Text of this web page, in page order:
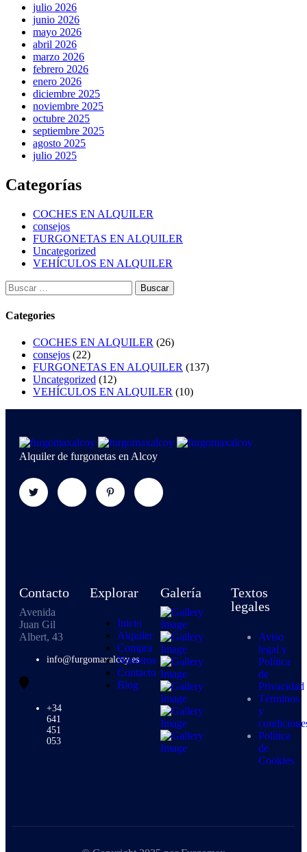
julio 2026
junio 2026
mayo 2026
abril 2026
marzo 2026
febrero 2026
enero 2026
diciembre 2025
noviembre 2025
octubre 2025
septiembre 2025
agosto 2025
julio 2025
Categorías
COCHES EN ALQUILER
consejos
FURGONETAS EN ALQUILER
Uncategorized
VEHÍCULOS EN ALQUILER
Categories
COCHES EN ALQUILER (26)
consejos (22)
FURGONETAS EN ALQUILER (137)
Uncategorized (12)
VEHÍCULOS EN ALQUILER (10)
Alquiler de furgonetas en Alcoy
Contacto
Avenida
Juan Gil
Albert, 43
info@furgomaxalcoy.es
+34
641
451
053
Explorar
Inicio
Alquiler
Compra
Nosotros
Contacto
Blog
Galería
Textos
legales
Aviso
legal y
Política
de
Privacidad
Términos
y
Política
de
Cookies